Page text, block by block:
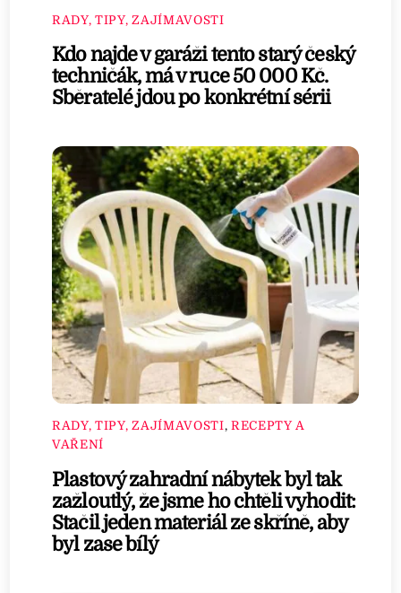
RADY, TIPY, ZAJÍMAVOSTI
Kdo najde v garáži tento starý český
techničák, má v ruce 50 000 Kč.
Sběratelé jdou po konkrétní sérii
RADY, TIPY, ZAJÍMAVOSTI, RECEPTY A
VAŘENÍ
Plastový zahradní nábytek byl tak
zažloutlý, že jsme ho chtěli vyhodit:
Stačil jeden materiál ze skříně, aby
byl zase bílý